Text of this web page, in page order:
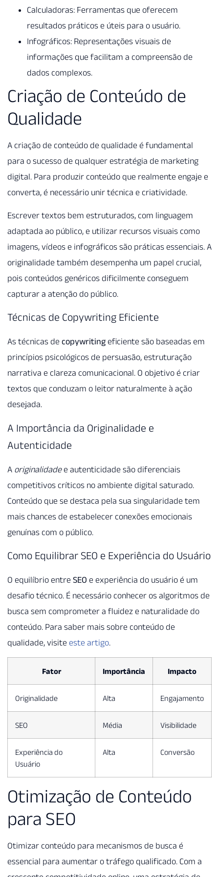
Calculadoras: Ferramentas que oferecem
resultados práticos e úteis para o usuário.
Infográficos: Representações visuais de
informações que facilitam a compreensão de
dados complexos.
Criação de Conteúdo de
Qualidade
A criação de conteúdo de qualidade é fundamental
para o sucesso de qualquer estratégia de marketing
digital. Para produzir conteúdo que realmente engaje e
converta, é necessário unir técnica e criatividade.
Escrever textos bem estruturados, com linguagem
adaptada ao público, e utilizar recursos visuais como
imagens, vídeos e infográficos são práticas essenciais. A
originalidade também desempenha um papel crucial,
pois conteúdos genéricos dificilmente conseguem
capturar a atenção do público.
Técnicas de Copywriting Eficiente
As técnicas de copywritingeficiente são baseadas em
princípios psicológicos de persuasão, estruturação
narrativa e clareza comunicacional. O objetivo é criar
textos que conduzam o leitor naturalmente à ação
desejada.
A Importância da Originalidade e
Autenticidade
A originalidadee autenticidade são diferenciais
competitivos críticos no ambiente digital saturado.
Conteúdo que se destaca pela sua singularidade tem
mais chances de estabelecer conexões emocionais
genuínas com o público.
Como Equilibrar SEO e Experiência do Usuário
O equilíbrio entre SEO e experiência do usuário é um
desafio técnico. É necessário conhecer os algoritmos de
busca sem comprometer a fluidez e naturalidade do
conteúdo. Para saber mais sobre conteúdo de
qualidade, visite este artigo.
Fator Importância Impacto
Originalidade Alta Engajamento
SEO Média Visibilidade
Experiência do
Usuário
Alta Conversão
Otimização de Conteúdo
para SEO
Otimizar conteúdo para mecanismos de busca é
essencial para aumentar o tráfego qualificado. Com a